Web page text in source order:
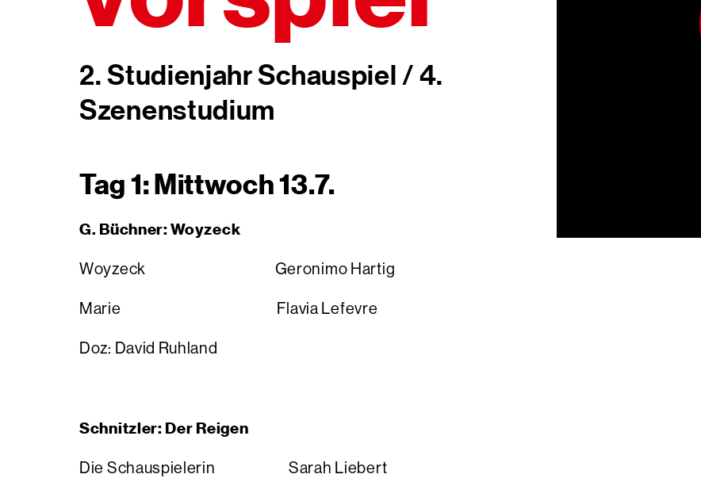
2. Studienjahr Schauspiel / 4.
Szenenstudium
Tag 1: Mittwoch 13.7.
G. Büchner: Woyzeck
Woyzeck Geronimo Hartig
Marie Flavia Lefevre
Doz: David Ruhland
Schnitzler: Der Reigen
Die Schauspielerin Sarah Liebert